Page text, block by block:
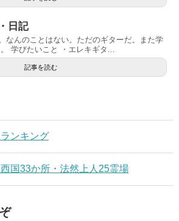
日記
なんのことはない。ただのギターだ。また学
学びたいこと ・エレキギタ...
記事を読む
ンキング
国33か所・法然上人25霊場